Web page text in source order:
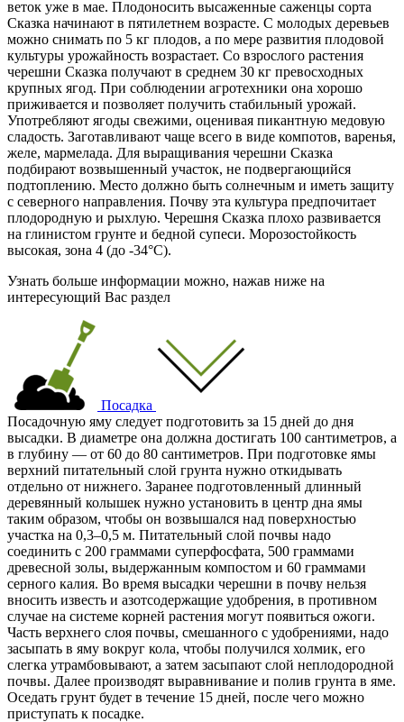
веток уже в мае. Плодоносить высаженные саженцы сорта
Сказка начинают в пятилетнем возрасте. С молодых деревьев
можно снимать по 5 кг плодов, а по мере развития плодовой
культуры урожайность возрастает. Со взрослого растения
черешни Сказка получают в среднем 30 кг превосходных
крупных ягод. При соблюдении агротехники она хорошо
приживается и позволяет получить стабильный урожай.
Употребляют ягоды свежими, оценивая пикантную медовую
сладость. Заготавливают чаще всего в виде компотов, варенья,
желе, мармелада. Для выращивания черешни Сказка
подбирают возвышенный участок, не подвергающийся
подтоплению. Место должно быть солнечным и иметь защиту
с северного направления. Почву эта культура предпочитает
плодородную и рыхлую. Черешня Сказка плохо развивается
на глинистом грунте и бедной супеси. Морозостойкость
высокая, зона 4 (до -34°С).
Узнать больше информации можно, нажав ниже на
интересующий Вас раздел
Посадка
Посадочную яму следует подготовить за 15 дней до дня
высадки. В диаметре она должна достигать 100 сантиметров, а
в глубину ― от 60 до 80 сантиметров. При подготовке ямы
верхний питательный слой грунта нужно откидывать
отдельно от нижнего. Заранее подготовленный длинный
деревянный колышек нужно установить в центр дна ямы
таким образом, чтобы он возвышался над поверхностью
участка на 0,3–0,5 м. Питательный слой почвы надо
соединить с 200 граммами суперфосфата, 500 граммами
древесной золы, выдержанным компостом и 60 граммами
серного калия. Во время высадки черешни в почву нельзя
вносить известь и азотсодержащие удобрения, в противном
случае на системе корней растения могут появиться ожоги.
Часть верхнего слоя почвы, смешанного с удобрениями, надо
засыпать в яму вокруг кола, чтобы получился холмик, его
слегка утрамбовывают, а затем засыпают слой неплодородной
почвы. Далее производят выравнивание и полив грунта в яме.
Оседать грунт будет в течение 15 дней, после чего можно
приступать к посадке.